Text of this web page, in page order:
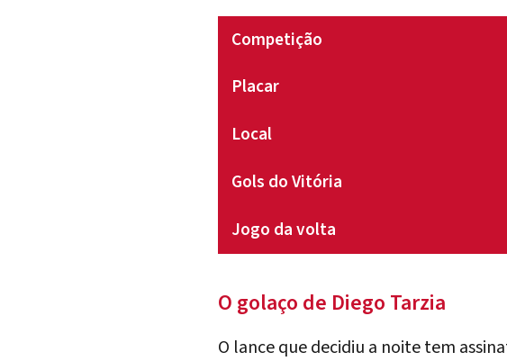
Competição
Placar
Local
Gols do Vitória
Jogo da volta
O golaço de Diego Tarzia
O lance que decidiu a noite tem